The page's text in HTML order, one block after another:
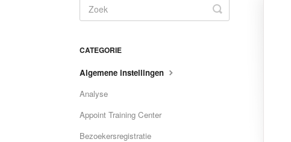
Toggle
Search
CATEGORIE
Algemene instellingen
Analyse
Appoint Training Center
Bezoekersregistratie